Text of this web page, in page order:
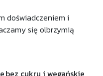
doświadczeniem i
się olbrzymią
bez cukru i wegańskie